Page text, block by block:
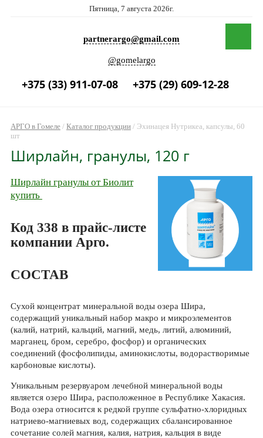
Пятница, 7 августа 2026г.
partnerargo@gmail.com
@gomelargo
+375 (33) 911-07-08 +375 (29) 609-12-28
АРГО в Гомеле/ Каталог продукции/ Эхинацея Нутрикеа, капсулы, 60
шт
Ширлайн, гранулы, 120 г
Ширлайн гранулы от Биолит
купить
Код 338 в прайс-листе
компании Арго.
СОСТАВ
Сухой концентрат минеральной воды озера Шира,
содержащий уникальный набор макро­ и микроэлементов
(калий, натрий, кальций, магний, медь, литий, алюминий,
марганец, бром, серебро, фосфор) и органических
соединений (фосфолипиды, аминокислоты, водорастворимые
карбоновые кислоты).
Уникальным резервуаром лечебной минеральной воды
является озеро Шира, расположенное в Республике Хакасия.
Вода озера относится к редкой группе сульфатно-хлоридных
натриево-магниевых вод, содержащих сбалансированное
сочетание солей магния, калия, натрия, кальция в виде